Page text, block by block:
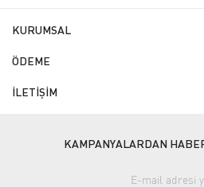
KURUMSAL
ÖDEME
İLETİŞİM
KAMPANYALARDAN